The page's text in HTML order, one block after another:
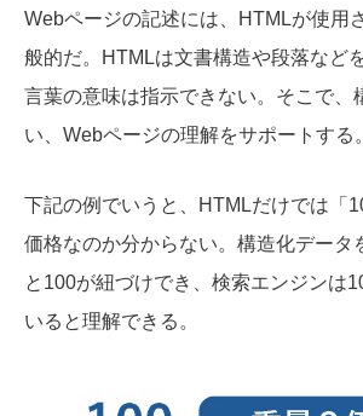
Webページの記述には、HTMLが使用
般的だ。HTMLは文書構造や段落など
言葉の意味は指示できない。そこで、
い、Webページの理解をサポートする。
下記の例でいうと、HTMLだけでは「
価格なのか分からない。構造化データ
と100が紐づけでき、検索エンジンは
いると理解できる。